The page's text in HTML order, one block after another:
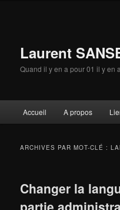
Laurent
Quand il y en a pour 01 il y en
principal
Accueil A propos
ARCHIVES PAR MOT-CLÉ :
Changer la
partie